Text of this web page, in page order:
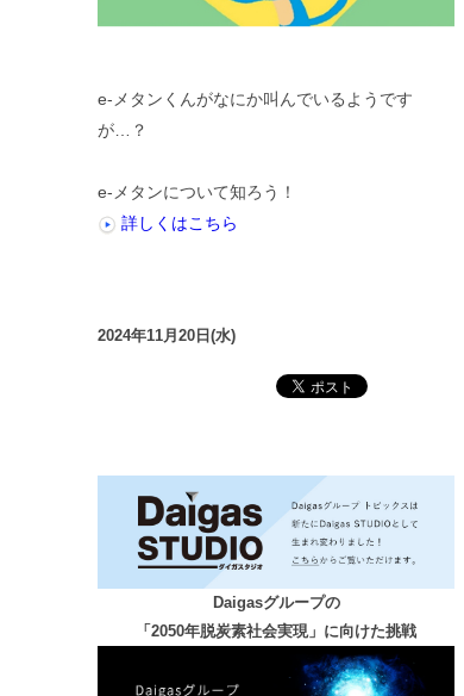
e-メタンくんがなにか叫んでいるようです
が…？
e-メタンについて知ろう！
詳しくはこちら
2024年11月20日(水)
Daigasグループの
「2050年脱炭素社会実現」に向けた挑戦